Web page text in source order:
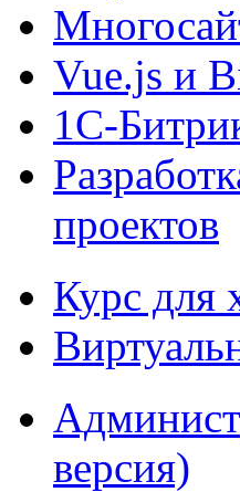
Vue.js и
1С-
проектов
Курс для
версия)